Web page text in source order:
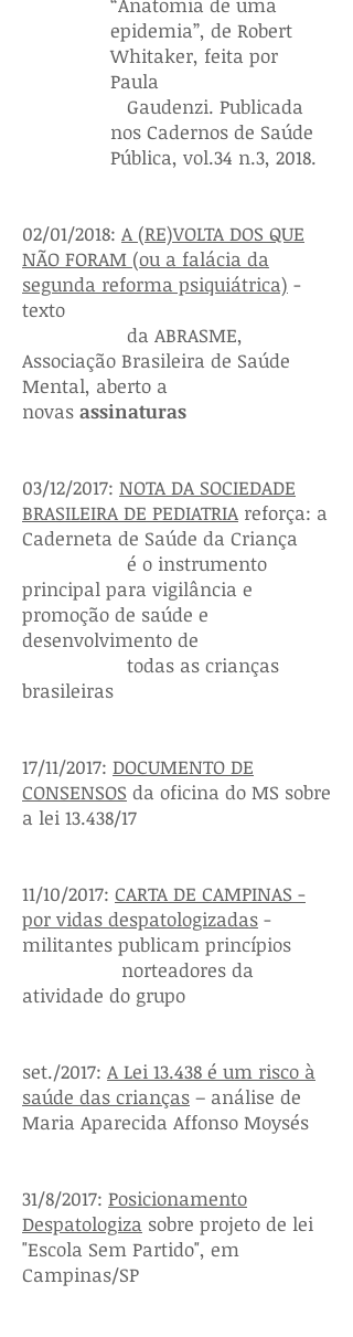
epidemia”, de Robert
Whitaker, feita por
Paula
Gaudenzi. Publicada
nos Cadernos de Saúde
Pública, vol.34 n.3, 2018.
02/01/2018: A (RE)VOLTA DOS QUE
NÃO FORAM (ou a falácia da
segunda reforma psiquiátrica) -
texto
da ABRASME,
Associação Brasileira de Saúde
Mental, aberto a
novas assinaturas
03/12/2017: NOTA DA SOCIEDADE
BRASILEIRA DE PEDIATRIA reforça: a
Caderneta de Saúde da Criança
é o instrumento
principal para vigilância e
promoção de saúde e
desenvolvimento de
todas as crianças
brasileiras
17/11/2017: DOCUMENTO DE
CONSENSOS da oficina do MS sobre
a lei 13.438/17
11/10/2017: CARTA DE CAMPINAS -
por vidas despatologizadas -
militantes publicam princípios
norteadores da
atividade do grupo
set./2017: A Lei 13.438 é um risco à
saúde das crianças – análise de
Maria Aparecida Affonso Moysés
31/8/2017: Posicionamento
Despatologiza sobre projeto de lei
"Escola Sem Partido", em
Campinas/SP